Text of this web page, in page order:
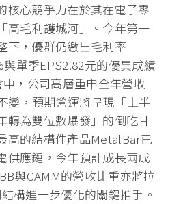
核心競爭力在於其在電子零
高毛利護城河」。今年第一
下，優群仍繳出毛利率
單季EPS2.82元的優異成績
，公司高層重申全年營收
變，預期營運將呈現「上半
轉為雙位數爆發」的倒吃甘
高的結構件產品MetalBar已
供應鏈，今年預計成長兩成
與CAMM的營收比重亦將拉
構進一步優化的關鍵推手。